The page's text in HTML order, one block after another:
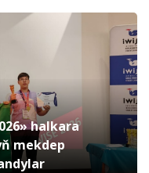
halkara
mekdep